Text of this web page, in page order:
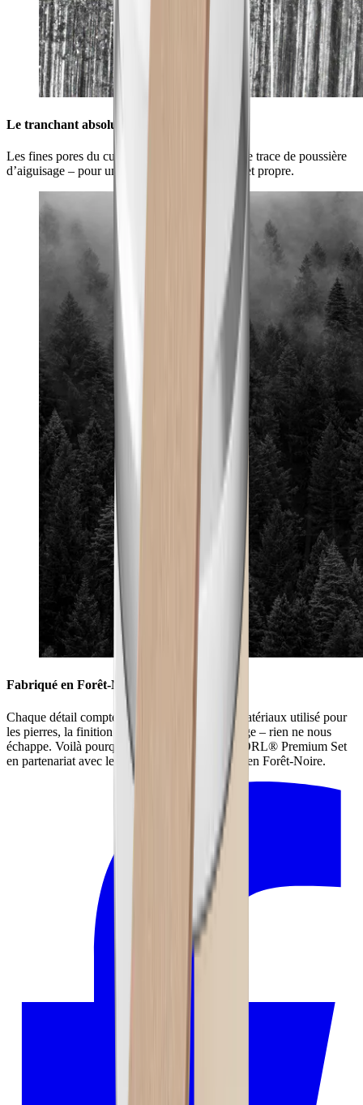
Le tranchant absolu pour votre lame
Les fines pores du cuir nettoient la lame de toute trace de poussière
d’aiguisage – pour une lame parfaitement lisse et propre.
Fabriqué en Forêt-Noire
Chaque détail compte : le savant mélange de matériaux utilisé pour
les pierres, la finition à la main du cuir d’affutage – rien ne nous
échappe. Voilà pourquoi nous fabriquons le HORL® Premium Set
en partenariat avec les artisans de notre région, en Forêt-Noire.